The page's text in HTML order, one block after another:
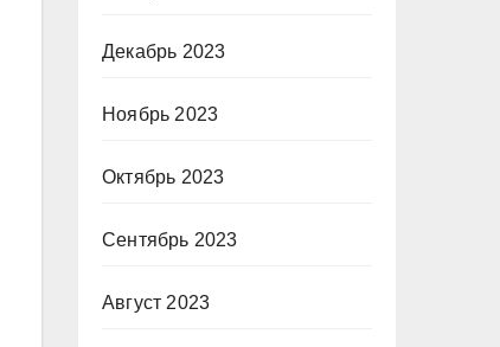
Декабрь 2023
Ноябрь 2023
Октябрь 2023
Сентябрь 2023
Август 2023